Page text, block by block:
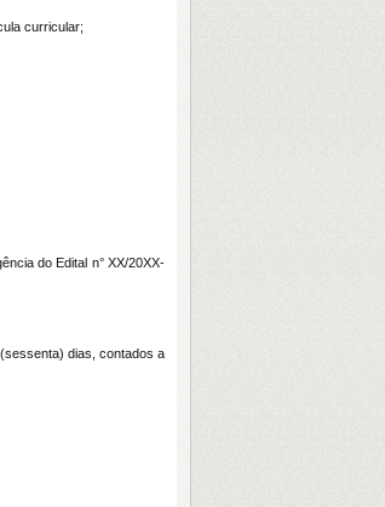
curricular;
do Edital n° XX/20XX-
dias, contados a